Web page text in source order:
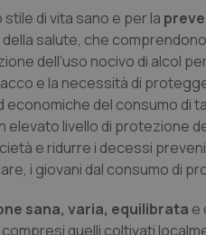
di vita sano e per la
salute, che
dell’uso nocivo di alcol
e la necessità di
del consumo di
elevato livello di protezione
e ridurre i decessi
i giovani dal consumo di
sana, varia, equilibrata e
quelli coltivati
necessari contribuiscono a rendere
alle aree protette del sito. Il sito
Nome
Fornitore /
YouTube